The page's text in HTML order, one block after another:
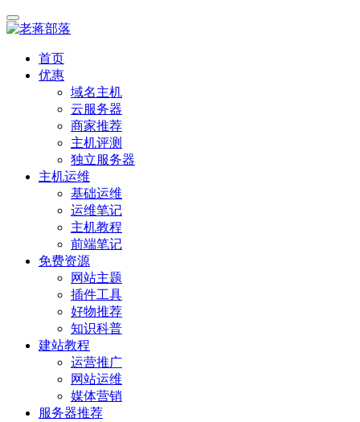
首页
优惠
域名主机
云服务器
商家推荐
主机评测
独立服务器
主机运维
基础运维
运维笔记
主机教程
前端笔记
免费资源
网站主题
插件工具
好物推荐
知识科普
建站教程
运营推广
网站运维
媒体营销
服务器推荐